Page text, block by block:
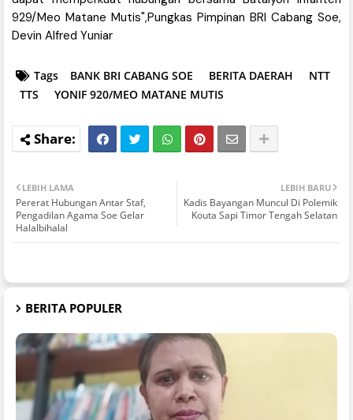
929/Meo Matane Mutis",Pungkas Pimpinan BRI Cabang Soe,
Devin Alfred Yuniar
Tags BANK BRI CABANG SOE BERITA DAERAH
NTT
TTS
YONIF 920/MEO MATANE MUTIS
LEBIH BARU
Kadis Bayangan Muncul Di Polemik
Kouta Sapi Timor Tengah Selatan
LEBIH LAMA
Pererat Hubungan Antar Staf,
Pengadilan Agama Soe Gelar
Halalbihalal
BERITA POPULER